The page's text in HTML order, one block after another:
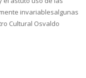
invariablesalgunas
Cultural Osvaldo